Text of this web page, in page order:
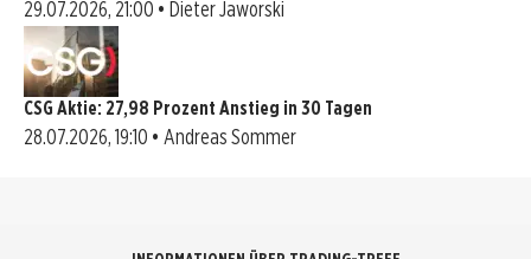
29.07.2026, 21:00 • Dieter Jaworski
CSG Aktie: 27,98 Prozent Anstieg in 30 Tagen
28.07.2026, 19:10 • Andreas Sommer